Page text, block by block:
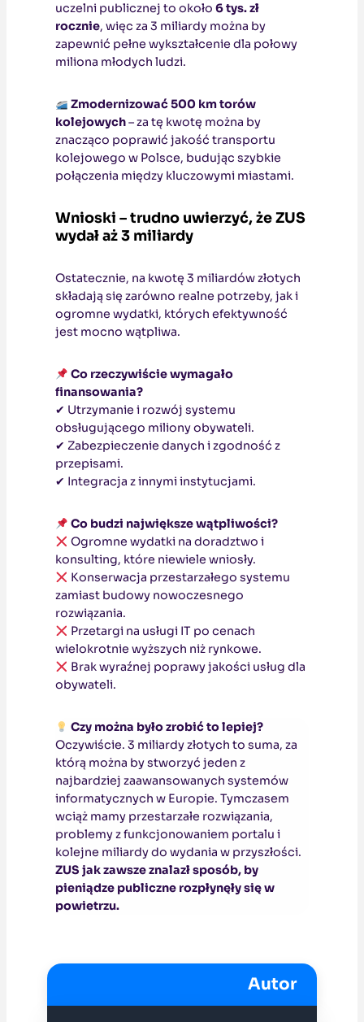
uczelni publicznej to około 6 tys. zł
rocznie, więc za 3 miliardy można by
zapewnić pełne wykształcenie dla połowy
miliona młodych ludzi.
Zmodernizować 500 km torów
kolejowych– za tę kwotę można by
znacząco poprawić jakość transportu
kolejowego w Polsce, budując szybkie
połączenia między kluczowymi miastami.
Wnioski – trudno uwierzyć, że ZUS
wydał aż 3 miliardy
Ostatecznie, na kwotę 3 miliardów złotych
składają się zarówno realne potrzeby, jak i
ogromne wydatki, których efektywność
jest mocno wątpliwa.
Co rzeczywiście wymagało
finansowania?
✔ Utrzymanie i rozwój systemu
obsługującego miliony obywateli.
✔ Zabezpieczenie danych i zgodność z
przepisami.
✔ Integracja z innymi instytucjami.
Co budzi największe wątpliwości?
Ogromne wydatki na doradztwo i
konsulting, które niewiele wniosły.
Konserwacja przestarzałego systemu
zamiast budowy nowoczesnego
rozwiązania.
Przetargi na usługi IT po cenach
wielokrotnie wyższych niż rynkowe.
Brak wyraźnej poprawy jakości usług dla
obywateli.
Czy można było zrobić to lepiej?
Oczywiście. 3 miliardy złotych to suma, za
którą można by stworzyć jeden z
najbardziej zaawansowanych systemów
informatycznych w Europie. Tymczasem
wciąż mamy przestarzałe rozwiązania,
problemy z funkcjonowaniem portalu i
kolejne miliardy do wydania w przyszłości.
ZUS jak zawsze znalazł sposób, by
pieniądze publiczne rozpłynęły się w
powietrzu.
Autor